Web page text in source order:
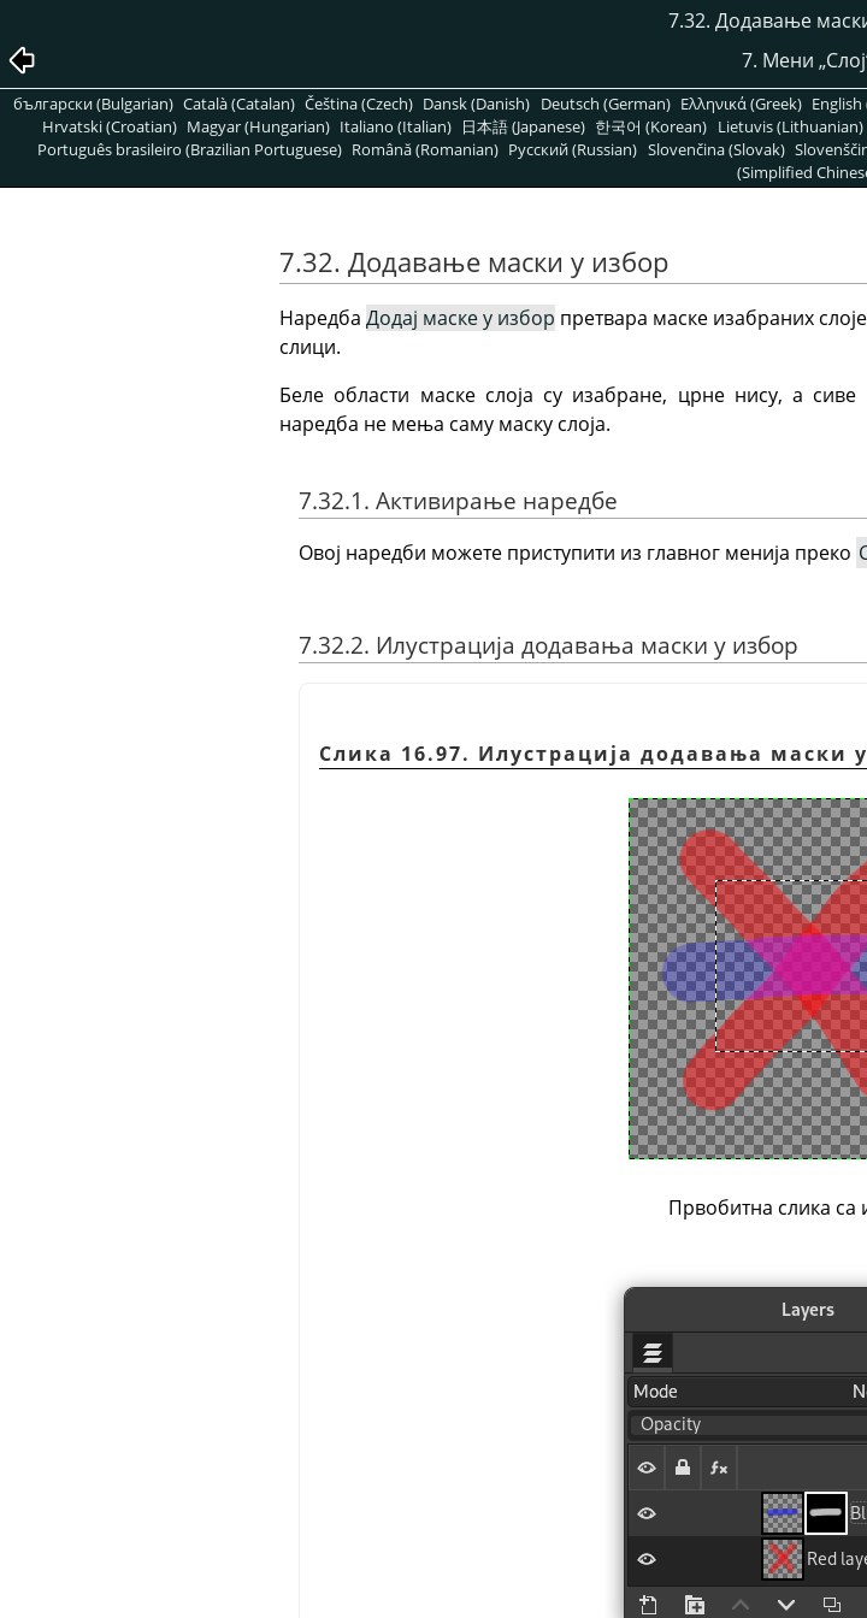
7.32. Додавање
7. Мени
български (Bulgarian) Català (Catalan) Čeština (Czech) Dansk (Danish) Deutsch (German) Ελληνικά (Greek) English
Hrvatski (Croatian) Magyar (Hungarian) Italiano (Italian) 日本語 (Japanese) 한국어 (Korean) Lietuvis (Lithuanian)
Português brasileiro (Brazilian Portuguese) Română (Romanian) Pусский (Russian) Slovenčina (Slovak)
(Simplified
7.32. Додавање маски у избор
НаредбаДодај маске у избор претвара маске изабраних
слици.
Беле области маске слоја су изабране, црне нису, а
наредба не мења саму маску слоја.
7.32.1. Активирање наредбе
Овој наредби можете приступити из главног менија преко
7.32.2. Илустрација додавања маски у избор
Слика 16.97. Илустрација додавања маски
Првобитна слика са